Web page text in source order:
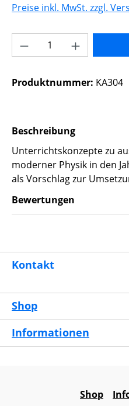
Preise inkl. MwSt. zzgl.
Produkt Anzahl:
Produktnummer: KA304
Beschreibung
Unterrichtskonzepte zu
moderner Physik in den
als Vorschlag zur
Bewertungen
Kontakt
Shop
Informationen
Shop